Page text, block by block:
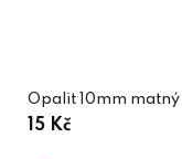
Opalit 10mm matný
15 Kč